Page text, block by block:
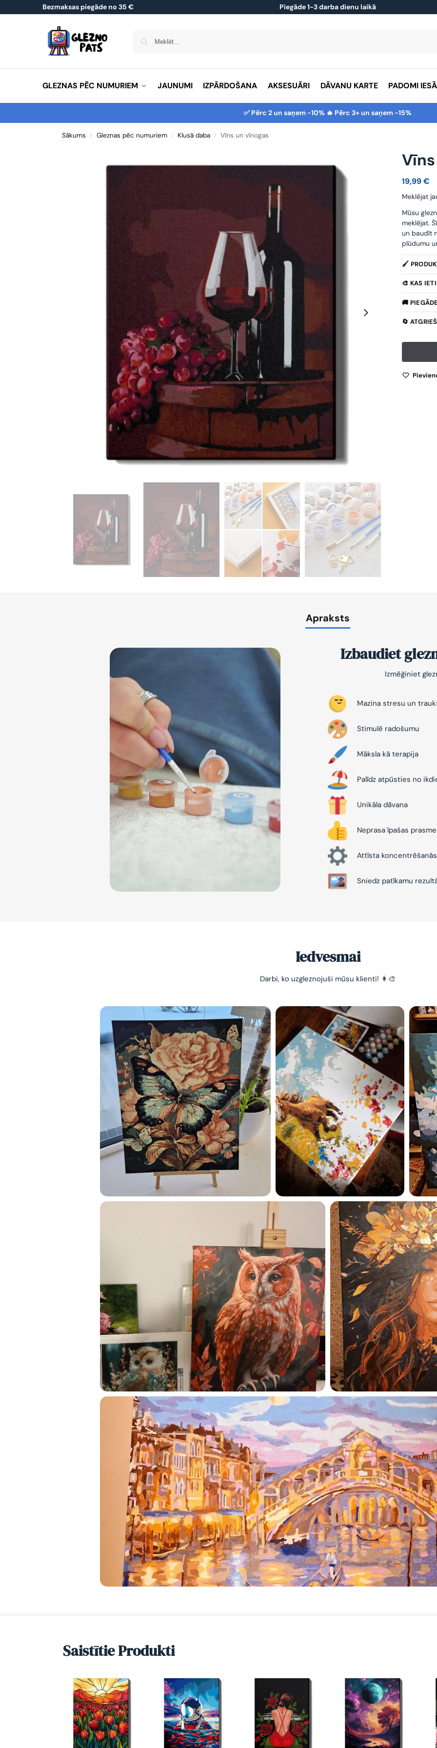
Bezmaksas piegāde no 35 € Piegāde 1-3 darba dienu laikā
GLEZNAS PĒC NUMURIEM JAUNUMI IZPĀRDOŠANA AKSESUĀRI DĀVANU KARTE PADOMI
✅ Pērc 2 un saņem -10% 🔥 Pērc 3+ un saņem -15%
Sākums / Gleznas pēc numuriem / Klusā daba / Vīns un vīnogas
19,99€
Meklējat
Mūsu
meklējat.
un baudīt
plūdumu
🖌️
🎨 KAS
🚚
🔄
Apraksts
Izbaudiet
Izmēģiniet
Mazina stresu un
Stimulē radošumu
Māksla kā terapija
Palīdz atpūsties no
Unikāla dāvana
Neprasa īpašas
Attīsta
Sniedz patīkamu
Iedvesmai
Darbi, ko uzgleznojuši mūsu klienti! 👩‍🎨
Saistītie Produkti